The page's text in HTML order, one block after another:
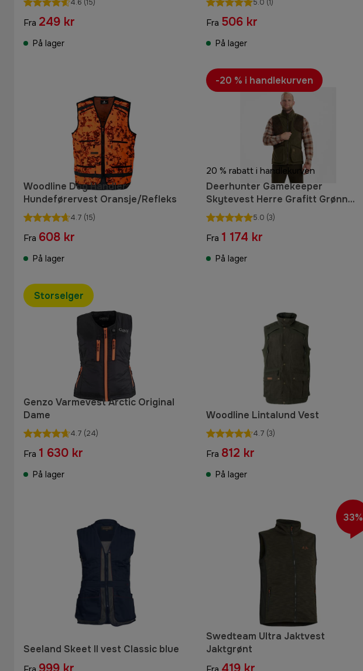
4.6 (15)
Fra 249 kr
På lager
5.0 (1)
Fra 506 kr
På lager
Woodline Dog Handler
Hundeførervest Oransje/Refleks
4.7 (15)
Fra 608 kr
På lager
20 % rabatt i handlekurven
Deerhunter Gamekeeper
Skytevest Herre Grafitt Grønn
Melange
5.0 (3)
Fra 1 174 kr
På lager
-20 % i handlekurven
Genzo Varmevest Arctic Original
Dame
4.7 (24)
Fra 1 630 kr
På lager
Storselger
Woodline Lintalund Vest
4.7 (3)
Fra 812 kr
På lager
Seeland Skeet II vest Classic blue
Swedteam Ultra Jaktvest
Jaktgrønt
33%